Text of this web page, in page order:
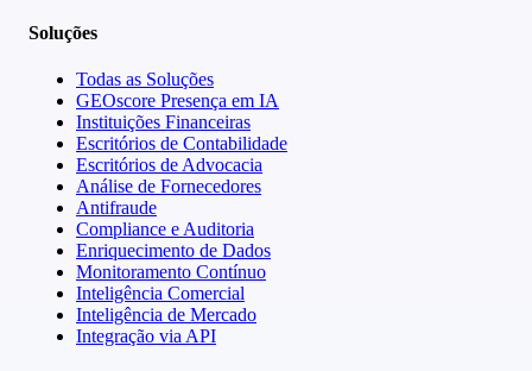
Soluções
Todas as Soluções
GEOscore Presença em IA
Instituições Financeiras
Escritórios de Contabilidade
Escritórios de Advocacia
Análise de Fornecedores
Antifraude
Compliance e Auditoria
Enriquecimento de Dados
Monitoramento Contínuo
Inteligência Comercial
Inteligência de Mercado
Integração via API